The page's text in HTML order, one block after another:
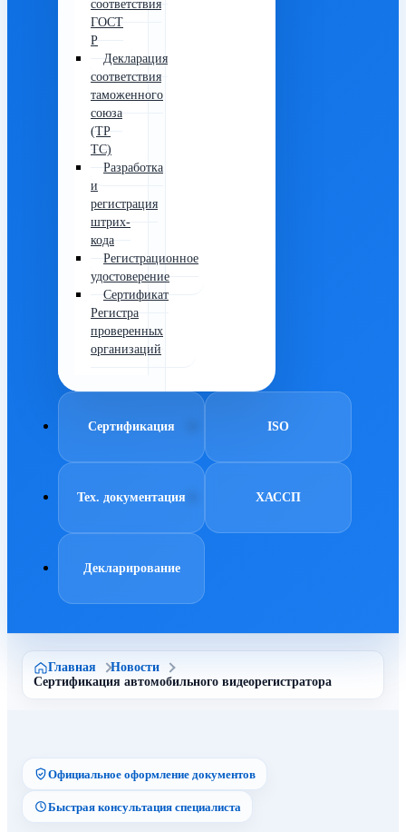
соответствия
ГОСТ
Р
Декларация
соответствия
таможенного
союза
(ТР
ТС)
Разработка
и
регистрация
штрих-
кода
Регистрационное
удостоверение
Сертификат
Регистра
проверенных
организаций
Сертификация ISO
Тех. документация ХАССП
Декларирование
Главная
Новости
Сертификация автомобильного видеорегистратора
Официальное оформление документов
Быстрая консультация специалиста